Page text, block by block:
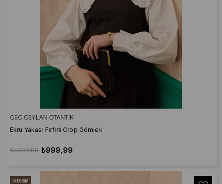
CEO CEYLAN OTANTIK
Ekru Yakası Fırfırlı Crop Gömlek
₺999,99
₺1.099,99
İNDIRIM